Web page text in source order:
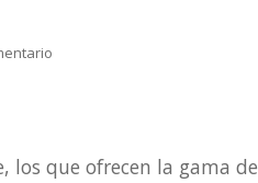
que ofrecen la gama de